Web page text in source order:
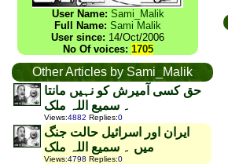
User Name: Sami_Malik
Full Name: Sami Malik
User since: 14/Oct/2006
No Of voices: 1705
Other Articles by Sami_Malik
حق کسی آمیرش کو نہیں مانتا
۔ سمیع اللہ ملک
Views:4882 Replies:0
ایران اور اسرائیل حالت جنگ
میں ۔ سمیع اللہ ملک
Views:4798 Replies:0